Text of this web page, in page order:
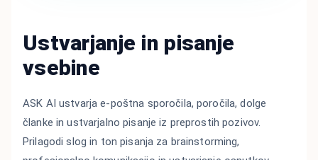
Ustvarjanje in pisanje
vsebine
ASK AI ustvarja e-poštna sporočila, poročila, dolge
članke in ustvarjalno pisanje iz preprostih pozivov.
Prilagodi slog in ton pisanja za brainstorming,